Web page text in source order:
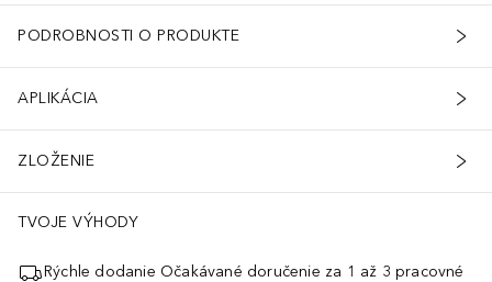
PODROBNOSTI O PRODUKTE
APLIKÁCIA
ZLOŽENIE
TVOJE VÝHODY
Rýchle dodanie Očakávané doručenie za 1 až 3 pracovné